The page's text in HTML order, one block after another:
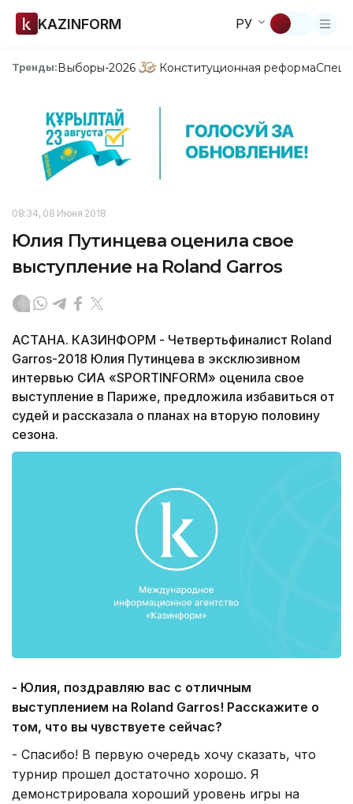
KAZINFORM РУ
Тренды:Выборы-2026 Конституционная реформа
08:34, 08 Июня 2018
Юлия Путинцева оценила свое
выступление на Roland Garros
АСТАНА. КАЗИНФОРМ - Четвертьфиналист Roland
Garros-2018 Юлия Путинцева в эксклюзивном
интервью СИА «SPORTINFORM» оценила свое
выступление в Париже, предложила избавиться от
судей и рассказала о планах на вторую половину
сезона.
- Юлия, поздравляю вас с отличным
выступлением на Roland Garros! Расскажите о
том, что вы чувствуете сейчас?
- Спасибо! В первую очередь хочу сказать, что
турнир прошел достаточно хорошо. Я
демонстрировала хороший уровень игры на